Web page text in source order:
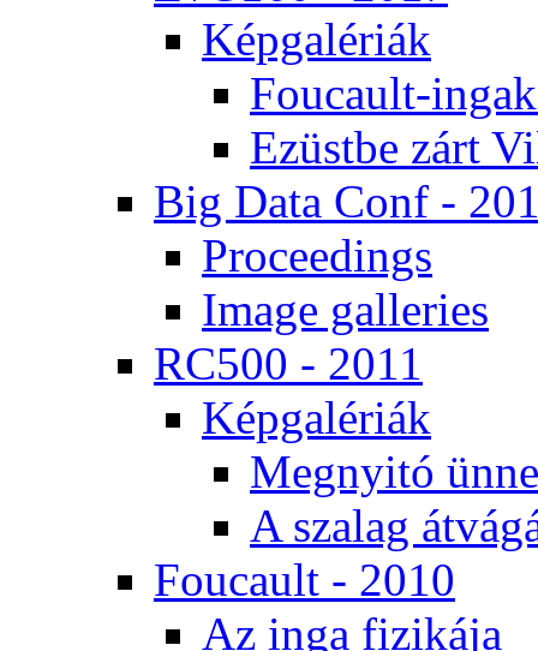
Kép­ga­lé­ri­ák
Fo­u­ca­ult-
Ezüst­be zárt
Big Da­ta Conf -
Pro­ce­e­dings
Image gal­le­ri­es
RC500 - 2011
Kép­ga­lé­ri­ák
Meg­nyi­tó
A sza­lag
Fo­u­ca­ult - 2010
Az in­ga fi­zi­ká­ja